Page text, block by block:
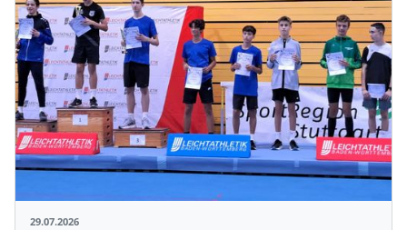
29.07.2026